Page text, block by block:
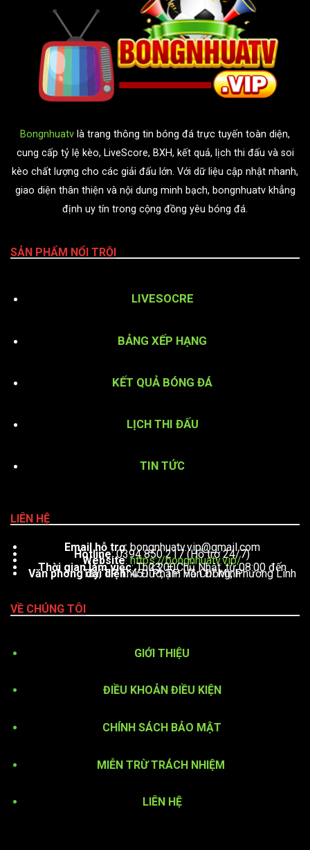
Bongnhuatv là trang thông tin bóng đá trực tuyến toàn diện,
cung cấp tỷ lệ kèo, LiveScore, BXH, kết quả, lịch thi đấu và soi
kèo chất lượng cho các giải đấu lớn. Với dữ liệu cập nhật nhanh,
giao diện thân thiện và nội dung minh bạch, bongnhuatv khẳng
định uy tín trong cộng đồng yêu bóng đá.
SẢN PHẨM NỔI TRỘI
LIVESOCRE
BẢNG XẾP HẠNG
KẾT QUẢ BÓNG ĐÁ
LỊCH THI ĐẤU
TIN TỨC
LIÊN HỆ
Email hỗ trợ:bongnhuatv.vip@gmail.com
Hotline: 0394 850 217 (Hỗ trợ 24/7)
Website:https://bongnhuatv.vip/
Thời gian làm việc : Thứ 2 – Chủ Nhật, từ 08:00 đến 23:00
Văn phòng đại diện: 451 Phạm Văn Đồng, Phường Linh Tây, TP. Thủ Đức, TP. Hồ Chí Minh
VỀ CHÚNG TÔI
GIỚI THIỆU
ĐIỀU KHOẢN ĐIỀU KIỆN
CHÍNH SÁCH BẢO MẬT
MIỄN TRỪ TRÁCH NHIỆM
LIÊN HỆ